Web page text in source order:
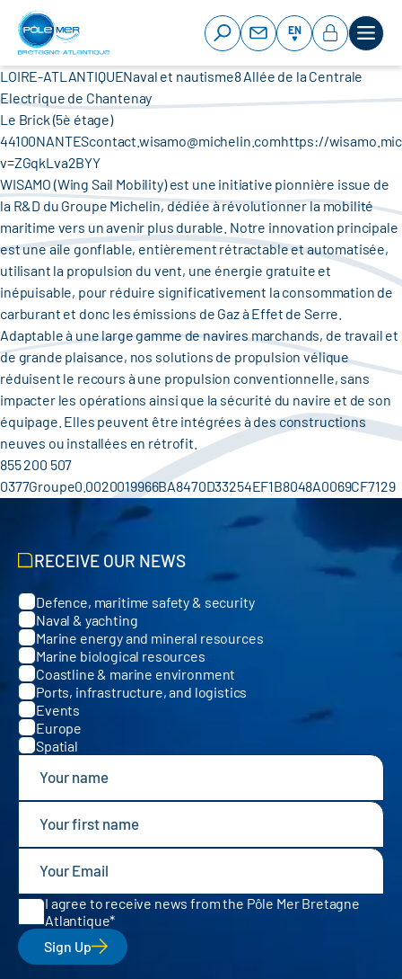
Cookies management panel
Skip
main
content
EN
LOIRE-ATLANTIQUENaval et nautisme8 Allée de la Centrale
Electrique de Chantenay
Le Brick (5è étage)
44100NANTEScontact.wisamo@michelin.comhttps://
v=ZGqkLva2BYY
WISAMO (Wing Sail Mobility) est une initiative pionnière issue de
la R&D du Groupe Michelin, dédiée à révolutionner la mobilité
maritime vers un avenir plus durable. Notre innovation principale
est une aile gonflable, entièrement rétractable et automatisée,
utilisant la propulsion du vent, une énergie gratuite et
inépuisable, pour réduire significativement la consommation de
carburant et donc les émissions de Gaz à Effet de Serre.
Adaptable à une large gamme de navires marchands, de travail et
de grande plaisance, nos solutions de propulsion vélique
réduisent le recours à une propulsion conventionnelle, sans
impacter les opérations ainsi que la sécurité du navire et de son
équipage. Elles peuvent être intégrées à des constructions
neuves ou installées en rétrofit.
855 200 507
0377Groupe0.0020019966BA8470D33254EF1B8048A0069CF7129
RECEIVE OUR NEWS
Categories
Defence, maritime safety & security
Naval & yachting
Marine energy and mineral resources
Marine biological resources
Coastline & marine environment
Ports, infrastructure, and logistics
Events
Europe
Spatial
I agree to receive news from the Pôle Mer Bretagne
Atlantique
Sign Up